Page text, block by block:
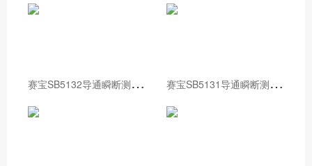
赛
宝SB5132导通瞬断测试仪 赛
宝SB5131导通瞬断测试仪